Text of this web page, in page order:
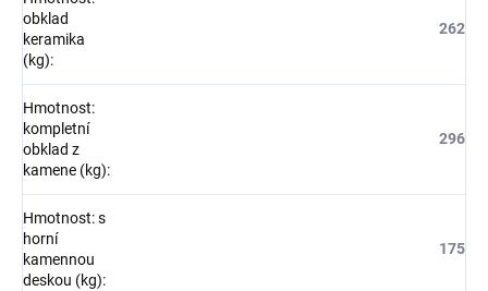
obklad
keramika
(kg):
262
Hmotnost:
kompletní
obklad z
kamene (kg):
296
Hmotnost: s
horní
kamennou
deskou (kg):
175